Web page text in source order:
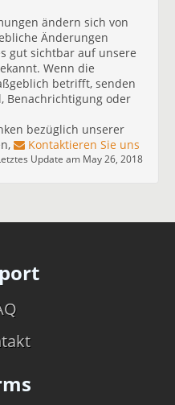
ändern sich von
Änderungen
gut sichtbar auf unsere
Wenn die
betrifft, senden
Benachrichtigung oder
bezüglich unserer
Kontaktieren Sie uns
Update am May 26, 2018